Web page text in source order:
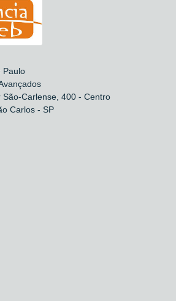
Paulo
Carlense, 400 - Centro
Carlos - SP